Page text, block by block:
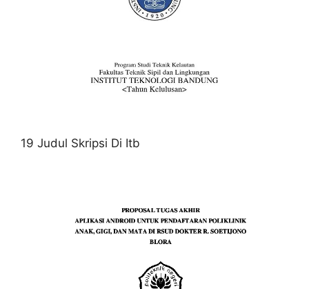
19 Judul Skripsi Di Itb